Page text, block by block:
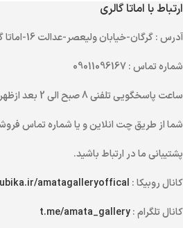
ارتباط با اماتا گالری
آدرس: گرگان-خیابان ولیعصر-عدالت 16-اماتا گالری
شماره تماس: 09011096167
ساعت پاسخگویی تلفنی
شما از طریقچت انلاینو یاشماره تماس
پشتیبانی ما در ارتباط باشید.
کانال روبیکا : amatagalleryoffical
کانال تلگرام :t.me/amata_gallery